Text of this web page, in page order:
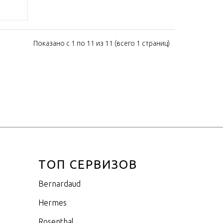
Показано с 1 по 11 из 11 (всего 1 страниц)
ТОП СЕРВИЗОВ
Bernardaud
Hermes